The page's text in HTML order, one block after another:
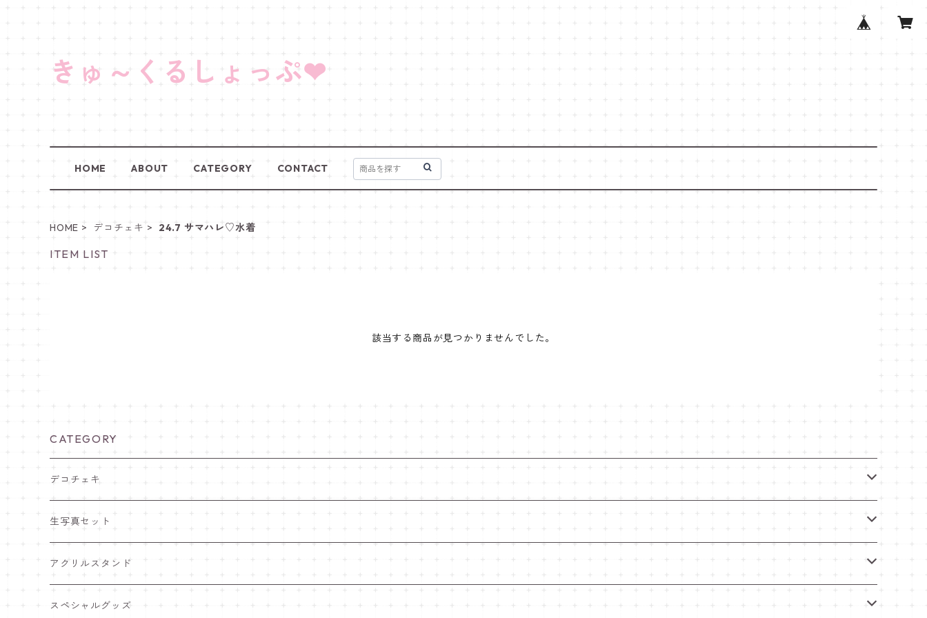
きゅ～くるしょっぷ❤
HOME ABOUT CATEGORY CONTACT
HOME デコチェキ 24.7 サマハレ♡水着
ITEM LIST
該当する商品が見つかりませんでした。
CATEGORY
デコチェキ
25夏 衣装
25.5 セーラー服
25.4 きゅ～くま
生写真セット
25夏 衣装
25.5 セーラー服
アクリルスタンド
25.5 セーラー服
スペシャルグッズ